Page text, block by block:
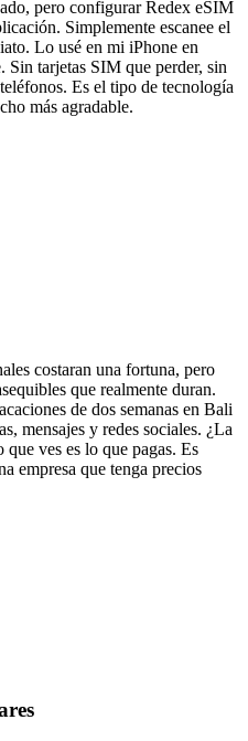
pero configurar Redex eSIM
Simplemente escanee el
Lo usé en mi iPhone en
Sin tarjetas SIM que perder, sin
Es el tipo de tecnología
más agradable.
costaran una fortuna, pero
que realmente duran.
de dos semanas en Bali
mensajes y redes sociales. ¿La
ves es lo que pagas. Es
empresa que tenga precios